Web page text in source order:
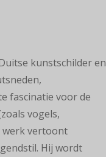
kunstschilder en
fascinatie voor de
vogels,
werk vertoont
Hij wordt